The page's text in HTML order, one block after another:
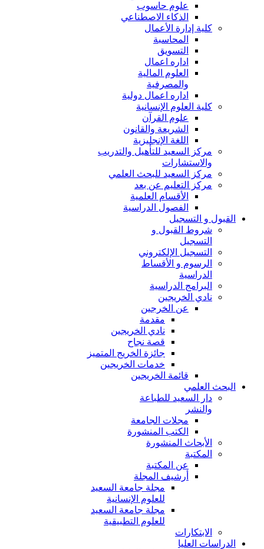
علوم حاسوب
الذكاء الاصطناعي
كلية إدارة الأعمال
المحاسبة
التسويق
اداره اعمال
العلوم المالية
والمصرفية
اداره اعمال دولية
كلية العلوم الإنسانية
علوم القرآن
الشريعة والقانون
اللغة الإنجليزية
مركز السعيد للتأهيل والتدريب
والاستشارات
مركز السعيد للبحث العلمي
مركز التعليم عن بعد
الأقسام العلمية
الفصول الدراسية
القبول و التسجيل
شروط القبول و
التسجيل
التسجيل الإلكتروني
الرسوم و الأقساط
الدراسية
البرامج الدراسية
نادي الخريجين
عن الخرجين
مقدمة
نادي الخريجين
قصة نجاح
جائزة الخريج المتميز
خدمات الخريجين
قائمة الخريجين
البحث العلمي
دار السعيد للطباعة
والنشر
مجلات الجامعة
الكتب المنشورة
الأبحاث المنشورة
المكتبة
عن المكتبة
أرشيف المجلة
مجلة جامعة السعيد
للعلوم الإنسانية
مجلة جامعة السعيد
للعلوم التطبيقية
الابتكارات
الدراسات العليا